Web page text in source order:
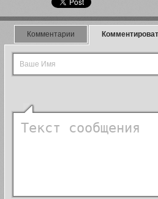
Комментарии